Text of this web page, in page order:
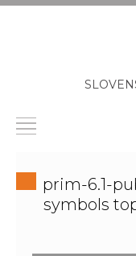
prim-6.1-
symbols